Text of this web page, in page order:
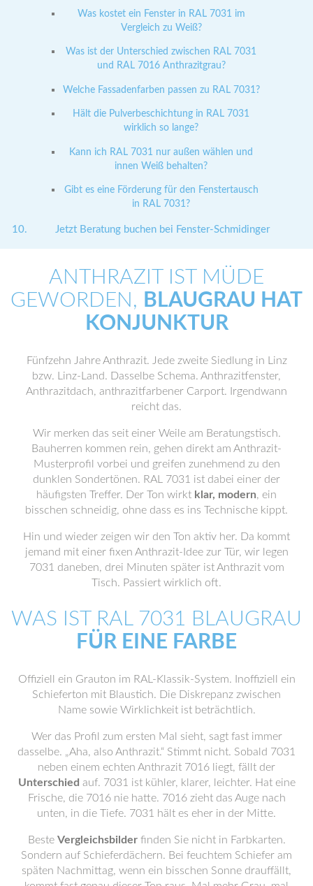
Was kostet ein Fenster in RAL 7031 im
Vergleich zu Weiß?
Was ist der Unterschied zwischen RAL 7031
und RAL 7016 Anthrazitgrau?
Welche Fassadenfarben passen zu RAL 7031?
Hält die Pulverbeschichtung in RAL 7031
wirklich so lange?
Kann ich RAL 7031 nur außen wählen und
innen Weiß behalten?
Gibt es eine Förderung für den Fenstertausch
in RAL 7031?
Jetzt Beratung buchen bei Fenster-Schmidinger
ANTHRAZIT IST MÜDE
GEWORDEN, BLAUGRAU HAT
KONJUNKTUR
Fünfzehn Jahre Anthrazit. Jede zweite Siedlung in Linz
bzw. Linz-Land. Dasselbe Schema. Anthrazitfenster,
Anthrazitdach, anthrazitfarbener Carport. Irgendwann
reicht das.
Wir merken das seit einer Weile am Beratungstisch.
Bauherren kommen rein, gehen direkt am Anthrazit-
Musterprofil vorbei und greifen zunehmend zu den
dunklen Sondertönen. RAL 7031 ist dabei einer der
häufigsten Treffer. Der Ton wirkt klar, modern, ein
bisschen schneidig, ohne dass es ins Technische kippt.
Hin und wieder zeigen wir den Ton aktiv her. Da kommt
jemand mit einer fixen Anthrazit-Idee zur Tür, wir legen
7031 daneben, drei Minuten später ist Anthrazit vom
Tisch. Passiert wirklich oft.
WAS IST RAL 7031 BLAUGRAU
FÜR EINE FARBE
Offiziell ein Grauton im RAL-Klassik-System. Inoffiziell ein
Schieferton mit Blaustich. Die Diskrepanz zwischen
Name sowie Wirklichkeit ist beträchtlich.
Wer das Profil zum ersten Mal sieht, sagt fast immer
dasselbe. „Aha, also Anthrazit.“ Stimmt nicht. Sobald 7031
neben einem echten Anthrazit 7016 liegt, fällt der
Unterschied auf. 7031 ist kühler, klarer, leichter. Hat eine
Frische, die 7016 nie hatte. 7016 zieht das Auge nach
unten, in die Tiefe. 7031 hält es eher in der Mitte.
Beste Vergleichsbilderfinden Sie nicht in Farbkarten.
Sondern auf Schieferdächern. Bei feuchtem Schiefer am
späten Nachmittag, wenn ein bisschen Sonne drauffällt,